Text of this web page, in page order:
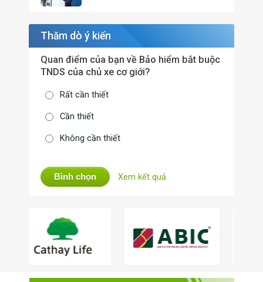
Thăm dò ý kiến
Quan điểm của bạn về Bảo hiểm bắt buộc
TNDS của chủ xe cơ giới?
Rất cần thiết
Cần thiết
Không cần thiết
Bình chọn Xem kết quả